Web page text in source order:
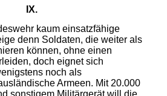
IX.
kaum einsatzfähige
denn Soldaten, die weiter als
können, ohne einen
doch eignet sich
noch als
Armeen. Mit 20.000
sonstigem Militärgerät will die